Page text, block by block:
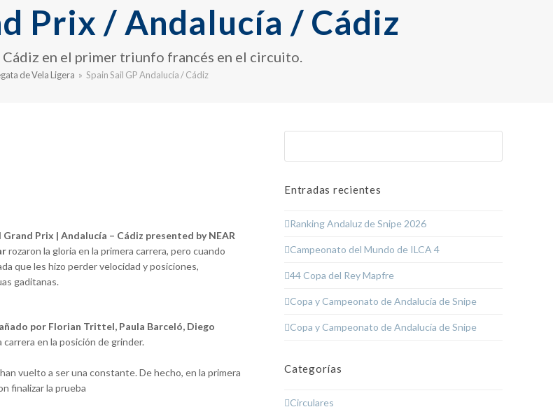
Prix / Andalucía / Cádiz
Cádiz en el primer triunfo francés en el circuito.
de Vela Ligera » Spain Sail GP Andalucía / Cádiz
Grand Prix | Andalucía – Cádiz presented by NEAR
rozaron la gloria en la primera carrera, pero cuando
que les hizo perder velocidad y posiciones,
gaditanas.
por Florian Trittel, Paula Barceló, Diego
en la posición de grinder.
vuelto a ser una constante. De hecho, en la primera
finalizar la prueba
Entradas recientes
Ranking Andaluz de Snipe 2026
Campeonato del Mundo de ILCA 4
44 Copa del Rey Mapfre
Copa y Campeonato de Andalucía de Snipe
Copa y Campeonato de Andalucía de Snipe
Categorías
Circulares